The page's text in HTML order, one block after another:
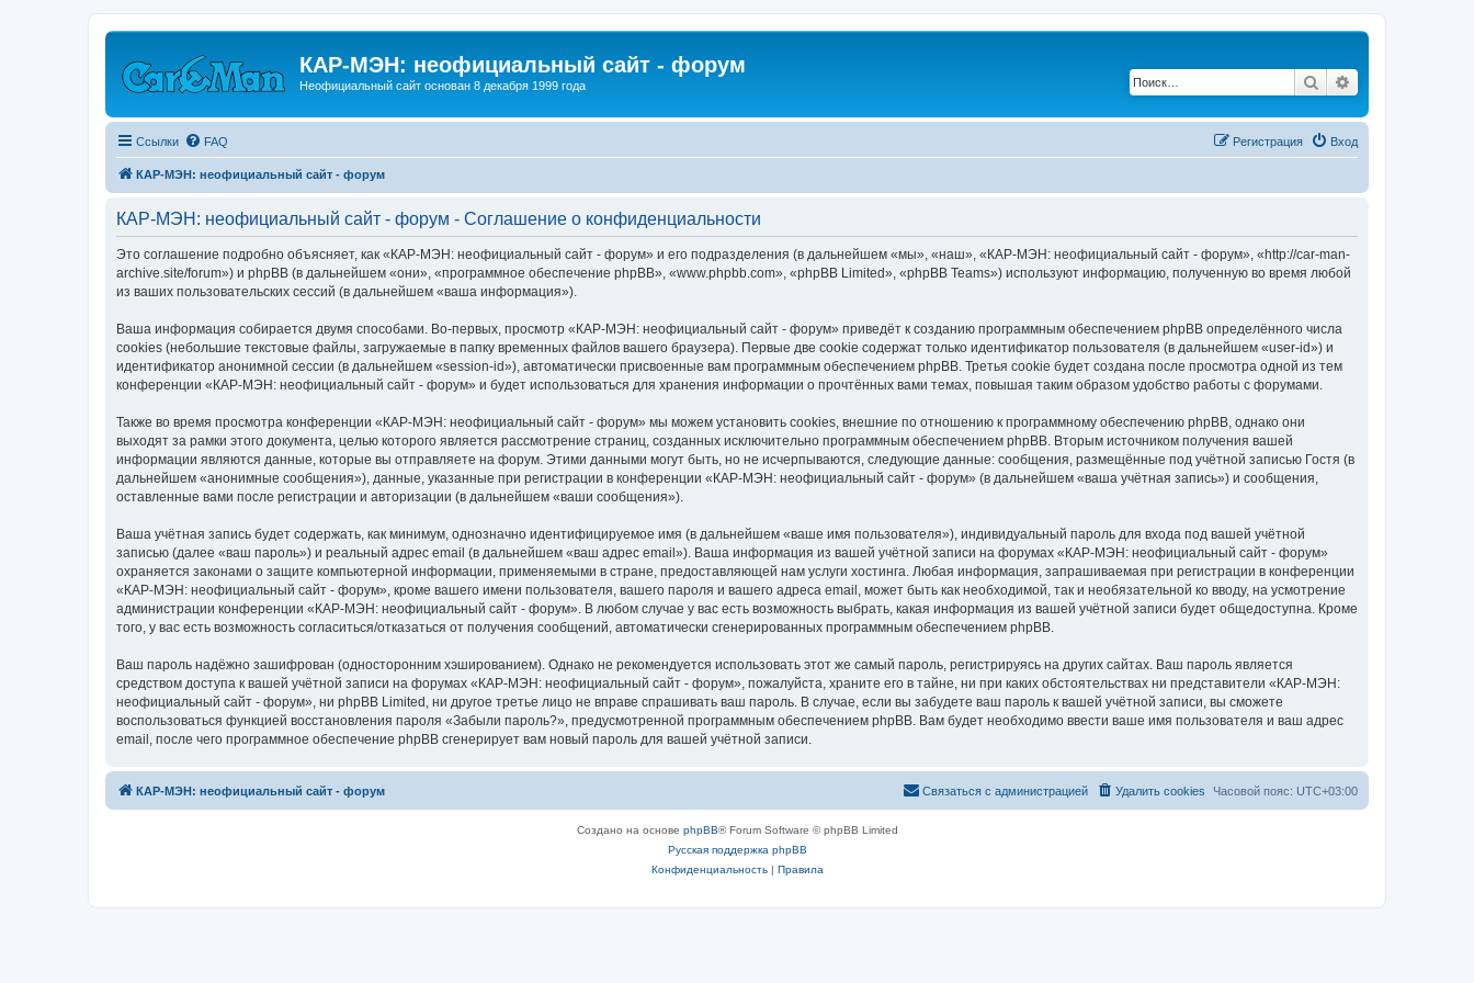
КАР-МЭН: неофициальный сайт - форум
Неофициальный сайт основан 8 декабря 1999 года Поиск
Ссылки FAQ Вход
Регистрация
КАР-МЭН: неофициальный сайт - форум
КАР-МЭН: неофициальный сайт - форум - Соглашение о конфиденциальности
Это соглашение подробно объясняет, как «КАР-МЭН: неофициальный сайт - форум» и его подразделения (в дальнейшем «мы», «наш», «КАР-МЭН: неофициальный сайт - форум», «http://car-man-
archive.site/forum») и phpBB (в дальнейшем «они», «программное обеспечение phpBB», «www.phpbb.com», «phpBB Limited», «phpBB Teams») используют информацию, полученную во время любой
из ваших пользовательских сессий (в дальнейшем «ваша информация»).
Ваша информация собирается двумя способами. Во-первых, просмотр «КАР-МЭН: неофициальный сайт - форум» приведёт к созданию программным обеспечением phpBB определённого числа
cookies (небольшие текстовые файлы, загружаемые в папку временных файлов вашего браузера). Первые две cookie содержат только идентификатор пользователя (в дальнейшем «user-id») и
идентификатор анонимной сессии (в дальнейшем «session-id»), автоматически присвоенные вам программным обеспечением phpBB. Третья cookie будет создана после просмотра одной из тем
конференции «КАР-МЭН: неофициальный сайт - форум» и будет использоваться для хранения информации о прочтённых вами темах, повышая таким образом удобство работы с форумами.
Также во время просмотра конференции «КАР-МЭН: неофициальный сайт - форум» мы можем установить cookies, внешние по отношению к программному обеспечению phpBB, однако они
выходят за рамки этого документа, целью которого является рассмотрение страниц, созданных исключительно программным обеспечением phpBB. Вторым источником получения вашей
информации являются данные, которые вы отправляете на форум. Этими данными могут быть, но не исчерпываются, следующие данные: сообщения, размещённые под учётной записью Гостя (в
дальнейшем «анонимные сообщения»), данные, указанные при регистрации в конференции «КАР-МЭН: неофициальный сайт - форум» (в дальнейшем «ваша учётная запись») и сообщения,
оставленные вами после регистрации и авторизации (в дальнейшем «ваши сообщения»).
Ваша учётная запись будет содержать, как минимум, однозначно идентифицируемое имя (в дальнейшем «ваше имя пользователя»), индивидуальный пароль для входа под вашей учётной
записью (далее «ваш пароль») и реальный адрес email (в дальнейшем «ваш адрес email»). Ваша информация из вашей учётной записи на форумах «КАР-МЭН: неофициальный сайт - форум»
охраняется законами о защите компьютерной информации, применяемыми в стране, предоставляющей нам услуги хостинга. Любая информация, запрашиваемая при регистрации в конференции
«КАР-МЭН: неофициальный сайт - форум», кроме вашего имени пользователя, вашего пароля и вашего адреса email, может быть как необходимой, так и необязательной ко вводу, на усмотрение
администрации конференции «КАР-МЭН: неофициальный сайт - форум». В любом случае у вас есть возможность выбрать, какая информация из вашей учётной записи будет общедоступна. Кроме
того, у вас есть возможность согласиться/отказаться от получения сообщений, автоматически сгенерированных программным обеспечением phpBB.
Ваш пароль надёжно зашифрован (односторонним хэшированием). Однако не рекомендуется использовать этот же самый пароль, регистрируясь на других сайтах. Ваш пароль является
средством доступа к вашей учётной записи на форумах «КАР-МЭН: неофициальный сайт - форум», пожалуйста, храните его в тайне, ни при каких обстоятельствах ни представители «КАР-МЭН:
неофициальный сайт - форум», ни phpBB Limited, ни другое третье лицо не вправе спрашивать ваш пароль. В случае, если вы забудете ваш пароль к вашей учётной записи, вы сможете
воспользоваться функцией восстановления пароля «Забыли пароль?», предусмотренной программным обеспечением phpBB. Вам будет необходимо ввести ваше имя пользователя и ваш адрес
email, после чего программное обеспечение phpBB сгенерирует вам новый пароль для вашей учётной записи.
КАР-МЭН: неофициальный сайт - форум Часовой пояс: UTC+03:00
Удалить cookies
Связаться с администрацией
Создано на основе phpBB® Forum Software © phpBB Limited
Русская поддержка phpBB
Конфиденциальность| Правила